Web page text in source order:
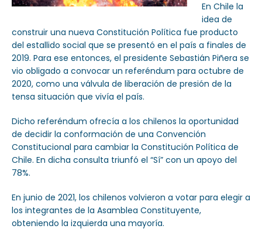
En Chile la
idea de
construir una nueva Constitución Política fue producto
del estallido social que se presentó en el país a finales de
2019. Para ese entonces, el presidente Sebastián Piñera se
vio obligado a convocar un referéndum para octubre de
2020, como una válvula de liberación de presión de la
tensa situación que vivía el país.
Dicho referéndum ofrecía a los chilenos la oportunidad
de decidir la conformación de una Convención
Constitucional para cambiar la Constitución Política de
Chile. En dicha consulta triunfó el “Sí” con un apoyo del
78%.
En junio de 2021, los chilenos volvieron a votar para elegir a
los integrantes de la Asamblea Constituyente,
obteniendo la izquierda una mayoría.